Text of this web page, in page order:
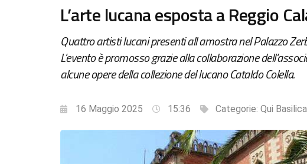
L’arte lucana esposta a Reggio
Quattro artisti lucani presenti all amostra nel Palazzo
L'evento è promosso grazie alla collaborazione
alcune opere della collezione del lucano Cataldo Colella.
16 Maggio 2025 15:36 Categorie: Qui